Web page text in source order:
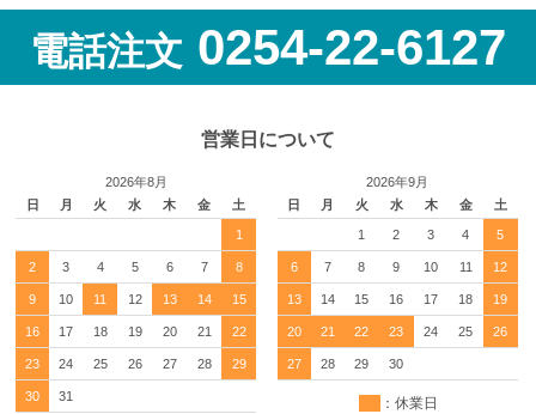
電話注文 0254-22-6127
営業日について
2026年8月
日
月 火 水 木 金 土
1
2 3 4 5 6 7 8
9 10 11 12 13 14 15
16 17 18 19 20 21 22
23 24 25 26 27 28 29
30 31
2026年9月
日
月 火 水 木 金 土
1 2 3 4 5
6 7 8 9 10 11 12
13 14 15 16 17 18 19
20 21 22 23 24 25 26
27 28 29 30
：休業日